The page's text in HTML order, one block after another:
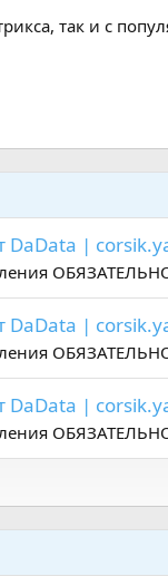
так и с
DaData |
DaData |
DaData |